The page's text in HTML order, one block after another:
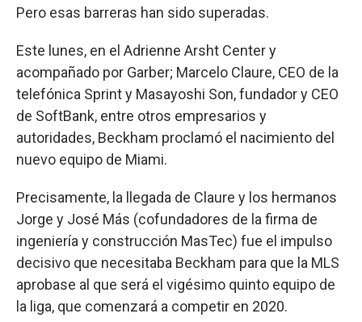
Pero esas barreras han sido superadas.
Este lunes, en el Adrienne Arsht Center y
acompañado por Garber; Marcelo Claure, CEO de la
telefónica Sprint y Masayoshi Son, fundador y CEO
de SoftBank, entre otros empresarios y
autoridades, Beckham proclamó el nacimiento del
nuevo equipo de Miami.
Precisamente, la llegada de Claure y los hermanos
Jorge y José Más (cofundadores de la firma de
ingeniería y construcción MasTec) fue el impulso
decisivo que necesitaba Beckham para que la MLS
aprobase al que será el vigésimo quinto equipo de
la liga, que comenzará a competir en 2020.